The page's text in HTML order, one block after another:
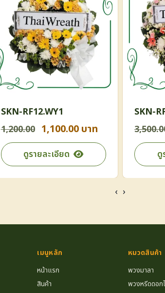
SKN-RF12.WY1
1,200.00 1,100.00 บาท
ดูรายละเอียด
SKN-
ดู
‹ ›
เมนูหลัก
หน้าแรก
สินค้า
หมวดสินค้า
พวงมาลา
พวงหรีดดอก